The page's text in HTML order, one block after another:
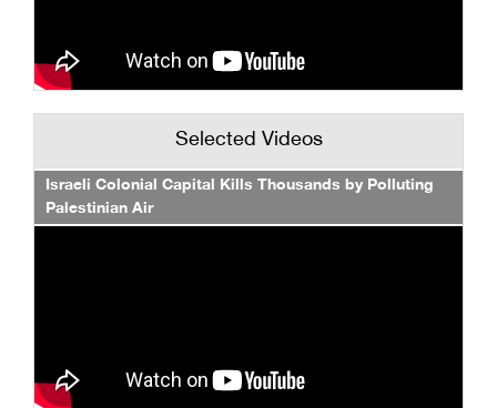
Selected Videos
Israeli Colonial Capital Kills Thousands by Polluting
Palestinian Air